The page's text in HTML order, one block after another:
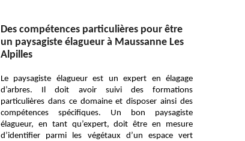
Des compétences particulières pour être
un paysagiste élagueur à Maussanne Les
Alpilles
Le paysagiste élagueur est un expert en élagage
d’arbres. Il doit avoir suivi des formations
particulières dans ce domaine et disposer ainsi des
compétences spécifiques. Un bon paysagiste
élagueur, en tant qu’expert, doit être en mesure
d’identifier parmi les végétaux d’un espace vert